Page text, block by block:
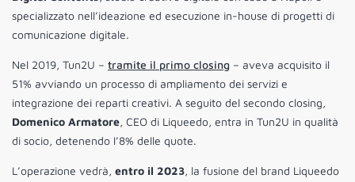
specializzato nell’ideazione ed esecuzione in-house di progetti di
comunicazione digitale.
Nel 2019, Tun2U – tramite il primo closing – aveva acquisito il
51% avviando un processo di ampliamento dei servizi e
integrazione dei reparti creativi. A seguito del secondo closing,
Domenico Armatore, CEO di Liqueedo, entra in Tun2U in qualità
di socio, detenendo l’8% delle quote.
L’operazione vedrà, entro il 2023, la fusione del brand Liqueedo